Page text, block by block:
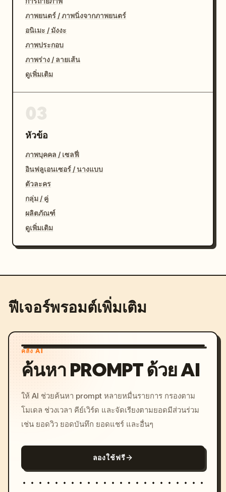
ภาพยนตร์ / ภาพนิ่งจากภาพยนตร์
อนิเมะ / มังงะ
ภาพประกอบ
ภาพร่าง / ลายเส้น
ดูเพิ่มเติม
หัวข้อ
ภาพบุคคล / เซลฟี่
อินฟลูเอนเซอร์ / นางแบบ
ตัวละคร
กลุ่ม / คู่
ผลิตภัณฑ์
ดูเพิ่มเติม
ฟีเจอร์พรอมต์เพิ่มเติม
คลัง AI
ค้นหา PROMPT ด้วย AI
ให้ AI ช่วยค้นหา prompt หลายหมื่นรายการ กรองตาม
โมเดล ช่วงเวลา คีย์เวิร์ด และจัดเรียงตามยอดมีส่วนร่วม
เช่น ยอดวิว ยอดบันทึก ยอดแชร์ และอื่นๆ
ลองใช้ฟรี